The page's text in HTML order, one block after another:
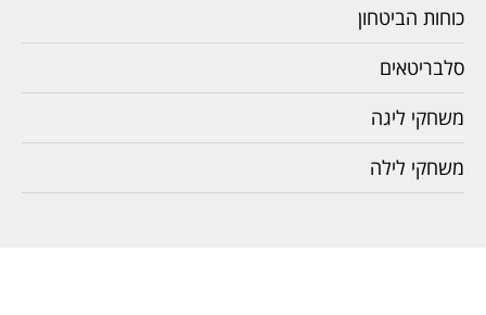
כוחות הביטחון
סלבריטאים
משחקי ליגה
משחקי לילה